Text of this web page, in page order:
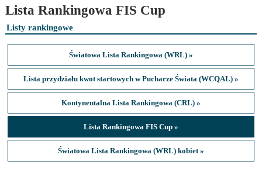
Lista Rankingowa FIS Cup
Listy rankingowe
Światowa Lista Rankingowa (WRL) »
Lista przydziału kwot startowych w Pucharze Świata (WCQAL) »
Kontynentalna Lista Rankingowa (CRL) »
Lista Rankingowa FIS Cup »
Światowa Lista Rankingowa (WRL) kobiet »